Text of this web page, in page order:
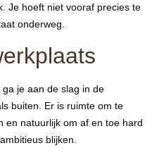
Je hoeft niet vooraf precies te
onderweg.
je aan de slag in de
buiten. Er is ruimte om te
en natuurlijk om af en toe hard
blijken.